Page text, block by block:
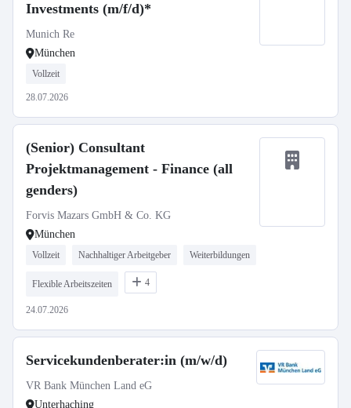
Investments (m/f/d)*
Munich Re
München
Vollzeit
28.07.2026
(Senior) Consultant
Projektmanagement - Finance (all
genders)
Forvis Mazars GmbH & Co. KG
München
Vollzeit Nachhaltiger Arbeitgeber Weiterbildungen
Flexible Arbeitszeiten 4
24.07.2026
Servicekundenberater:in (m/w/d)
VR Bank München Land eG
Unterhaching